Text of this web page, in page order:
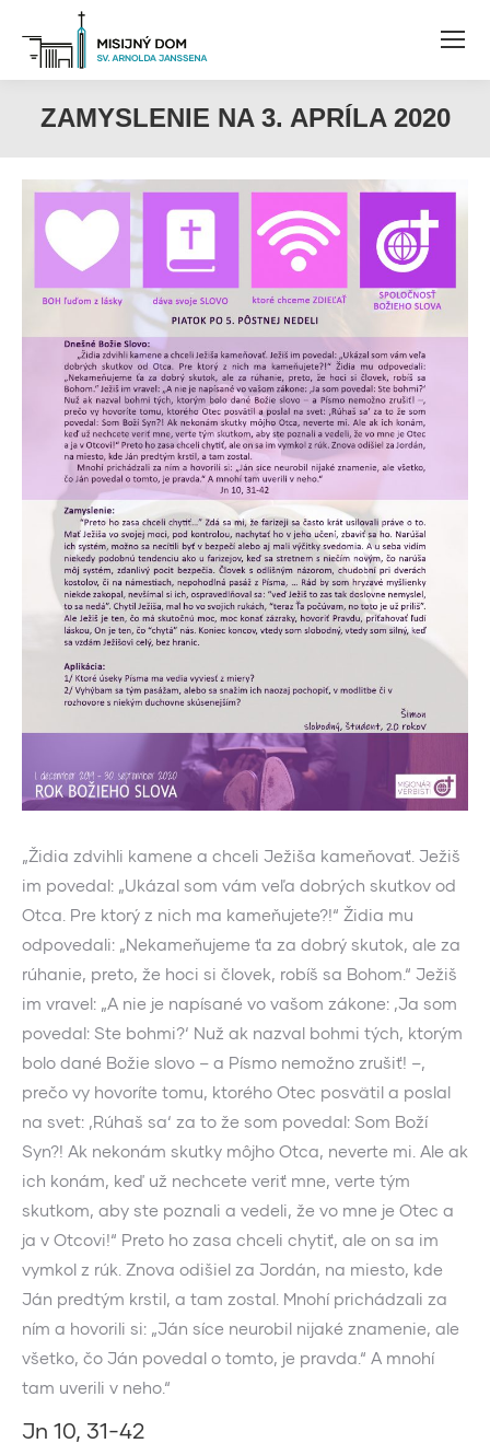
ZAMYSLENIE NA 3. APRÍLA 2020
„Židia zdvihli kamene a chceli Ježiša kameňovať. Ježiš
im povedal: „Ukázal som vám veľa dobrých skutkov od
Otca. Pre ktorý z nich ma kameňujete?!“ Židia mu
odpovedali: „Nekameňujeme ťa za dobrý skutok, ale za
rúhanie, preto, že hoci si človek, robíš sa Bohom.“ Ježiš
im vravel: „A nie je napísané vo vašom zákone: ‚Ja som
povedal: Ste bohmi?‘ Nuž ak nazval bohmi tých, ktorým
bolo dané Božie slovo – a Písmo nemožno zrušiť! –,
prečo vy hovoríte tomu, ktorého Otec posvätil a poslal
na svet: ‚Rúhaš sa‘ za to že som povedal: Som Boží
Syn?! Ak nekonám skutky môjho Otca, neverte mi. Ale ak
ich konám, keď už nechcete veriť mne, verte tým
skutkom, aby ste poznali a vedeli, že vo mne je Otec a
ja v Otcovi!“ Preto ho zasa chceli chytiť, ale on sa im
vymkol z rúk. Znova odišiel za Jordán, na miesto, kde
Ján predtým krstil, a tam zostal. Mnohí prichádzali za
ním a hovorili si: „Ján síce neurobil nijaké znamenie, ale
všetko, čo Ján povedal o tomto, je pravda.“ A mnohí
tam uverili v neho.“
Jn 10, 31-42